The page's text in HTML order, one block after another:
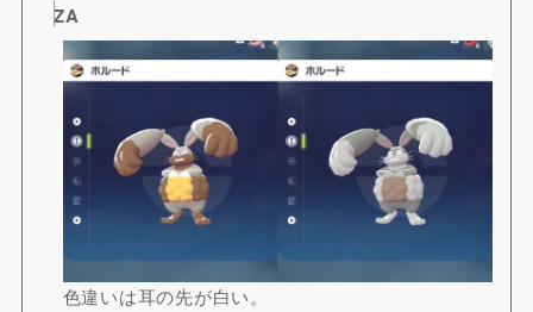
ZA
色違いは耳の先が白い。